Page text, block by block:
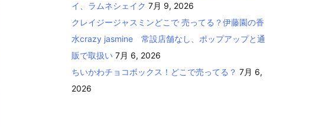
イ、ラムネシェイク 7月 9, 2026
クレイジージャスミンどこで 売ってる？伊藤園の香
水crazy jasmine 常設店舗なし、ポップアップと通
販で取扱い 7月 6, 2026
ちいかわチョコボックス！どこで売ってる？ 7月 6,
2026